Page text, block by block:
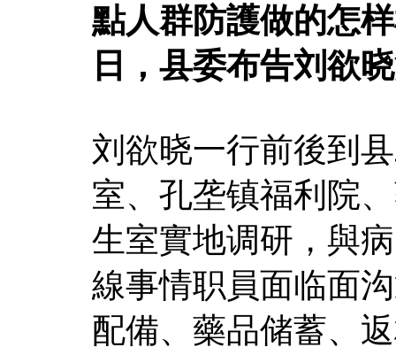
點人群防護做的怎
日，县委布告刘欲
刘欲晓一行前後到
室、孔垄镇福利院
生室實地调研，與
線事情职員面临面
配備、藥品储蓄、